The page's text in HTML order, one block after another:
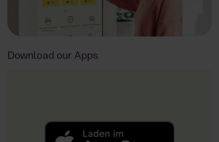
Download our Apps